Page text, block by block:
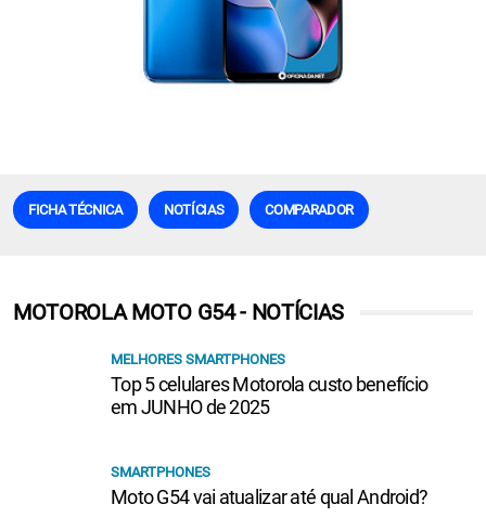
FICHA TÉCNICA NOTÍCIAS COMPARADOR
MOTOROLA MOTO G54 - NOTÍCIAS
MELHORES SMARTPHONES
Top 5 celulares Motorola custo benefício
em JUNHO de 2025
SMARTPHONES
Moto G54 vai atualizar até qual Android?